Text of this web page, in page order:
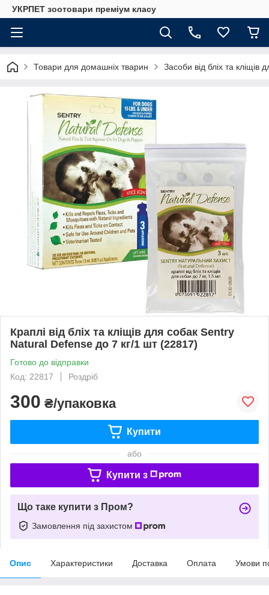
УКРПЕТ зоотовари преміум класу
Товари для домашніх тварин Засоби від бліх та кліщів
Краплі від бліх та кліщів для собак Sentry
Natural Defense до 7 кг/1 шт (22817)
Готово до відправки
Код: 22817
Роздріб
300 ₴/упаковка
Купити
або
Купити з
Що таке купити з Пром?
Замовлення під захистом
Опис Характеристики Доставка Оплата Умови